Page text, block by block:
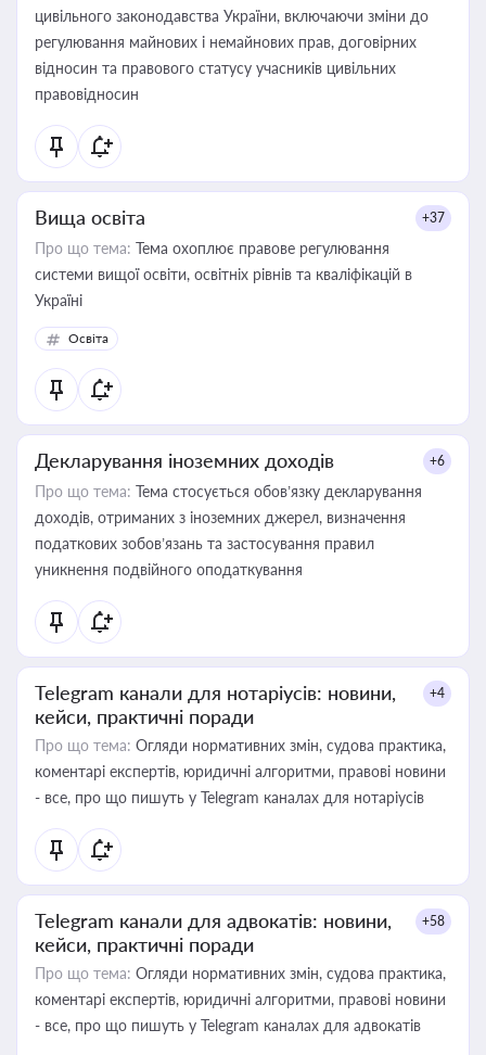
цивільного законодавства України, включаючи зміни до
регулювання майнових і немайнових прав, договірних
відносин та правового статусу учасників цивільних
правовідносин
Вища освіта +37
Про що тема: Тема охоплює правове регулювання
системи вищої освіти, освітніх рівнів та кваліфікацій в
Україні
Освіта
Декларування іноземних доходів +6
Про що тема: Тема стосується обов’язку декларування
доходів, отриманих з іноземних джерел, визначення
податкових зобов’язань та застосування правил
уникнення подвійного оподаткування
Telegram канали для нотаріусів: новини,
кейси, практичні поради
+4
Про що тема: Огляди нормативних змін, судова практика,
коментарі експертів, юридичні алгоритми, правові новини
- все, про що пишуть у Telegram каналах для нотаріусів
Telegram канали для адвокатів: новини,
кейси, практичні поради
+58
Про що тема: Огляди нормативних змін, судова практика,
коментарі експертів, юридичні алгоритми, правові новини
- все, про що пишуть у Telegram каналах для адвокатів